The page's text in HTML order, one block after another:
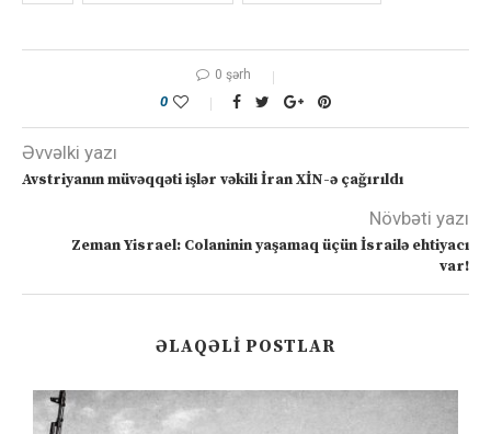
0 şərh
0
Əvvəlki yazı
Avstriyanın müvəqqəti işlər vəkili İran XİN-ə çağırıldı
Növbəti yazı
Zeman Yisrael: Colaninin yaşamaq üçün İsrailə ehtiyacı
var!
ƏLAQƏLI POSTLAR